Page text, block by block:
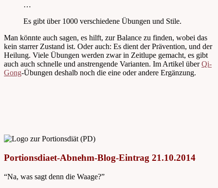
…
Es gibt über 1000 verschiedene Übungen und Stile.
Man könnte auch sagen, es hilft, zur Balance zu finden, wobei das
kein starrer Zustand ist. Oder auch: Es dient der Prävention, und der
Heilung. Viele Übungen werden zwar in Zeitlupe gemacht, es gibt
auch auch schnelle und anstrengende Varianten. Im Artikel überQi-
Gong-Übungen deshalb noch die eine oder andere Ergänzung.
Portionsdiaet-Abnehm-Blog-Eintrag 21.10.2014
“Na, was sagt denn die Waage?”